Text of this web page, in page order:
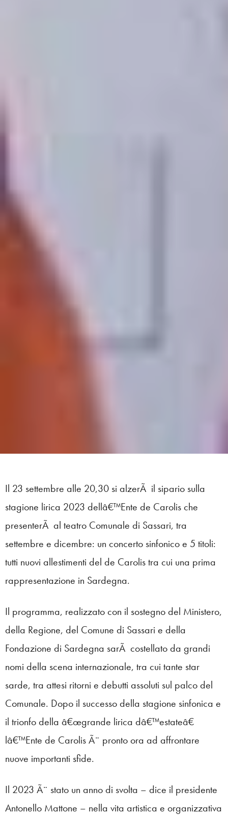
Il 23 settembre alle 20,30 si alzerÃ il sipario sulla
stagione lirica 2023 dellâ€™Ente de Carolis che
presenterÃ al teatro Comunale di Sassari, tra
settembre e dicembre: un concerto sinfonico e 5 titoli:
tutti nuovi allestimenti del de Carolis tra cui una prima
rappresentazione in Sardegna.
Il programma, realizzato con il sostegno del Ministero,
della Regione, del Comune di Sassari e della
Fondazione di Sardegna sarÃ costellato da grandi
nomi della scena internazionale, tra cui tante star
sarde, tra attesi ritorni e debutti assoluti sul palco del
Comunale. Dopo il successo della stagione sinfonica e
il trionfo della â€œgrande lirica dâ€™estateâ€
lâ€™Ente de Carolis Ã¨ pronto ora ad affrontare
nuove importanti sfide.
Il 2023 Ã¨ stato un anno di svolta – dice il presidente
Antonello Mattone – nella vita artistica e organizzativa